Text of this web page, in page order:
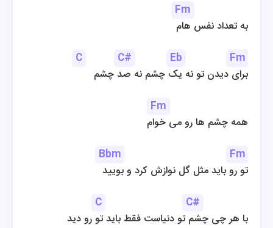
Fm
به تعداد نفس هام
C
C# Eb
Fm
برای دیدن تو نه یک چشم نه صد چشم
Fm
همه چشم ها رو می خوام
Bbm
Fm
تو رو باید مثل گل نوازش کرد و بویید
C
C#
با هر چی چشم تو دنیاست فقط باید تو رو دید